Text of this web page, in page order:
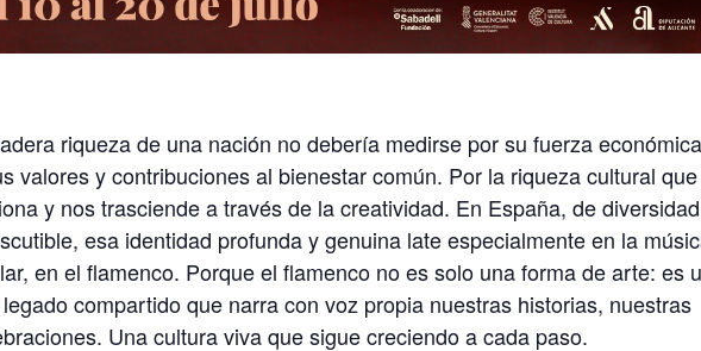
riqueza de una nación no debería medirse por su fuerza
valores y contribuciones al bienestar común. Por la riqueza cultural que
y nos trasciende a través de la creatividad. En España, de diversidad
esa identidad profunda y genuina late especialmente en la
en el flamenco. Porque el flamenco no es solo una forma de arte: es
compartido que narra con voz propia nuestras historias, nuestras
Una cultura viva que sigue creciendo a cada paso.